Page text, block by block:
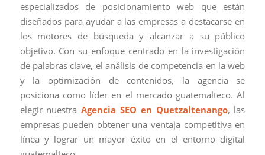
especializados de posicionamiento web que están
diseñados para ayudar a las empresas a destacarse en
los motores de búsqueda y alcanzar a su público
objetivo. Con su enfoque centrado en la investigación
de palabras clave, el análisis de competencia en la web
y la optimización de contenidos, la agencia se
posiciona como líder en el mercado guatemalteco. Al
elegir nuestraAgencia SEO en Quetzaltenango, las
empresas pueden obtener una ventaja competitiva en
línea y lograr un mayor éxito en el entorno digital